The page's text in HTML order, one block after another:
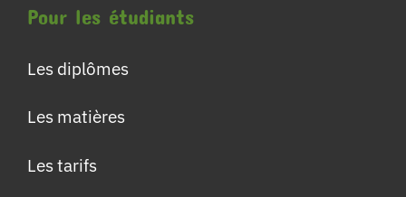
Pour les étudiants
Les diplômes
Les matières
Les tarifs